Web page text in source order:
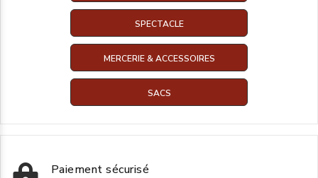
SPECTACLE
MERCERIE & ACCESSOIRES
SACS
Paiement sécurisé